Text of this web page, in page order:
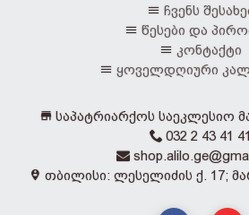
ჩვენს
წესები და
კონტაქტი
ყოველდღიური
საპატრიარქოს საეკლესიო
032 2 43 41 41
თბილისი: ლესელიძის ქ. 17;